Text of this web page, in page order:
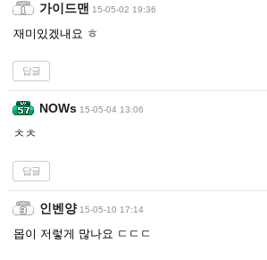
가이드맨 15-05-02 19:36
재미있겠내요 ㅎ
답글
NOWs 15-05-04 13:06
ㅊㅊ
답글
인벤양 15-05-10 17:14
몹이 저렇게 많나요 ㄷㄷㄷ